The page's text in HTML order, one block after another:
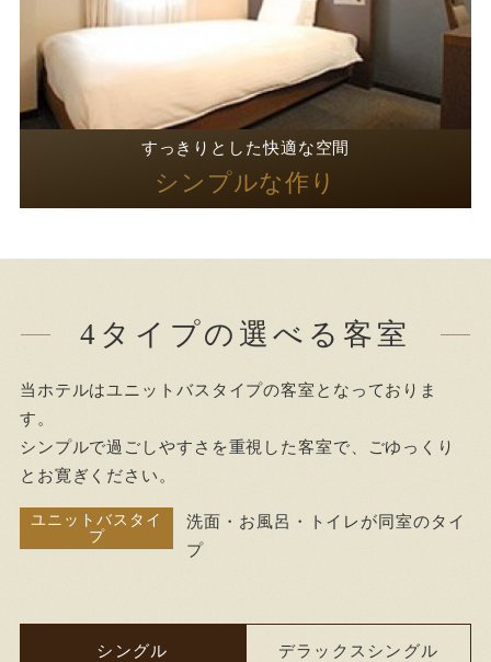
シンプルな作りすっきりとした快適な空間
シンプルな作り
4タイプの選べる客室
当ホテルはユニットバスタイプの客室となっておりま
す。
シンプルで過ごしやすさを重視した客室で、ごゆっくり
とお寛ぎください。
ユニットバスタイ
プ
洗面・お風呂・トイレが同室のタイ
プ
シングル デラックスシングル